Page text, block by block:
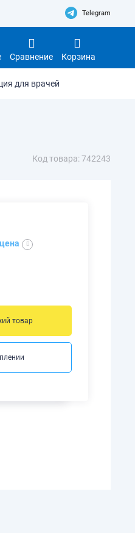
Telegram
Сравнение Корзина
для врачей
Код товара: 742243
товар